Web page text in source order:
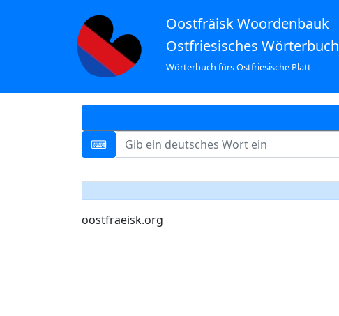
Oostfräisk Woordenbauk
Ostfriesisches Wörterbuch
Wörterbuch fürs Ostfriesische Platt
oostfraeisk.org